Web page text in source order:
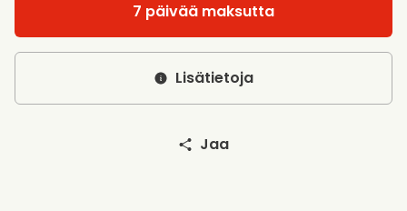
7 päivää maksutta
Lisätietoja
Jaa